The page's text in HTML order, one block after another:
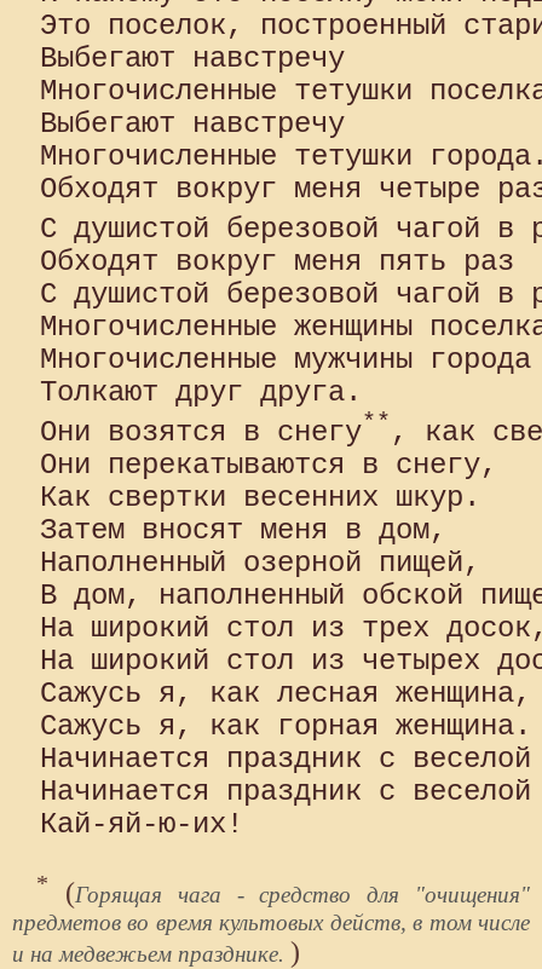
Это поселок, построенный
Выбегают навстречу
Многочисленные тетушки
Выбегают навстречу
Многочисленные тетушки
Обходят вокруг меня четыре
С душистой березовой чагой в
Обходят вокруг меня пять раз
С душистой березовой чагой в
Многочисленные женщины
Многочисленные мужчины города
Толкают друг друга.
Они возятся в снегу** , как
Они перекатываются в снегу,
Как свертки весенних шкур.
Затем вносят меня в дом,
Наполненный озерной пищей,
В дом, наполненный обской
На широкий стол из трех
На широкий стол из четырех
Сажусь я, как лесная женщина,
Сажусь я, как горная женщина.
Начинается праздник с
Начинается праздник с
* (Горящая чага - средство для "очищения"
предметов во время культовых действ, в том числе
и на медвежьем празднике. )